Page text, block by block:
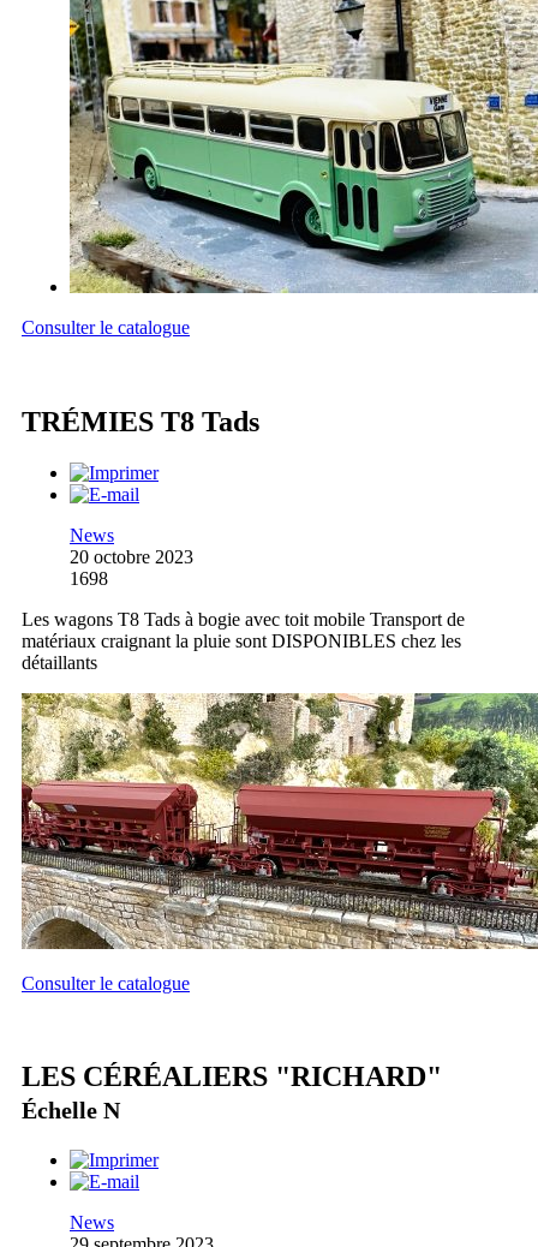
Consulter le catalogue
TRÉMIES T8 Tads
News
20 octobre 2023
1698
Les wagons T8 Tads à bogie avec toit mobile Transport de
matériaux craignant la pluie sont DISPONIBLES chez les
détaillants
Consulter le catalogue
LES CÉRÉALIERS "RICHARD"
Échelle N
News